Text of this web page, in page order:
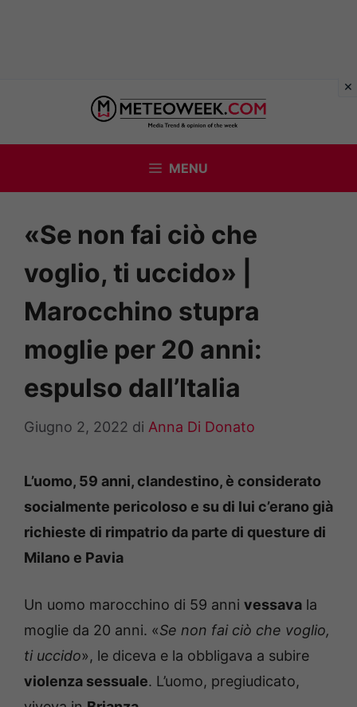
contenuto
MENU
«Se non fai ciò che
voglio, ti uccido» |
Marocchino stupra
moglie per 20 anni:
espulso dall’Italia
Giugno 2, 2022 di Anna Di Donato
L’uomo, 59 anni, clandestino, è considerato
socialmente pericoloso e su di lui c’erano già
richieste di rimpatrio da parte di questure di
Milano e Pavia
Un uomo marocchino di 59 anni vessava la
moglie da 20 anni. «Se non fai ciò che voglio,
ti uccido», le diceva e la obbligava a subire
violenza sessuale. L’uomo, pregiudicato,